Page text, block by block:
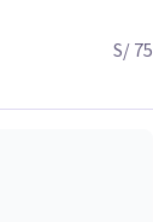
S/ 75